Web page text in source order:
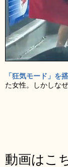
「狂気モード」を
た女性。しかしな
動画はこ